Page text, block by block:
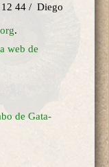
12 44 / Diego
.
web de
de Gata-